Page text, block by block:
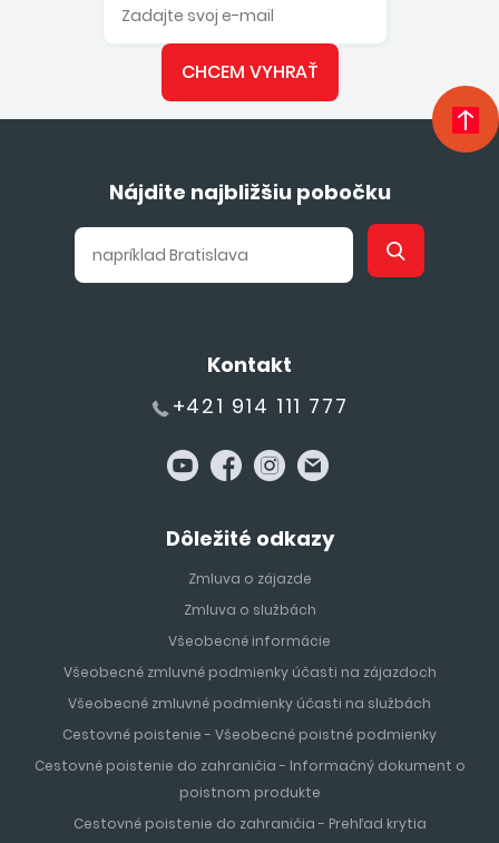
CHCEM VYHRAŤ
Nájdite najbližšiu pobočku
Kontakt
+421 914 111 777
Dôležité odkazy
Zmluva o zájazde
Zmluva o službách
Všeobecné informácie
Všeobecné zmluvné podmienky účasti na zájazdoch
Všeobecné zmluvné podmienky účasti na službách
Cestovné poistenie - Všeobecné poistné podmienky
Cestovné poistenie do zahraničia - Informačný dokument o
poistnom produkte
Cestovné poistenie do zahraničia - Prehľad krytia